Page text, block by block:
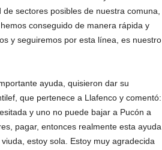
sectores posibles de nuestra comuna,
conseguido de manera rápida y
y seguiremos por esta línea, es nuestro
ayuda, quisieron dar su
que pertenece a Llafenco y comentó:
y uno no puede bajar a Pucón a
pagar, entonces realmente esta ayuda
estoy sola. Estoy muy agradecida